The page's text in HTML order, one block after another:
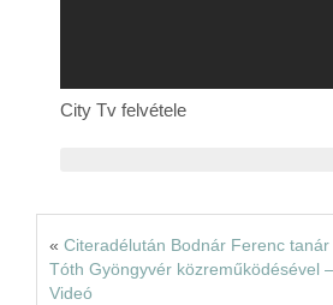
City Tv felvétele
« Citeradélután Bodnár Ferenc tanár
Tóth Gyöngyvér közreműködésével
Videó